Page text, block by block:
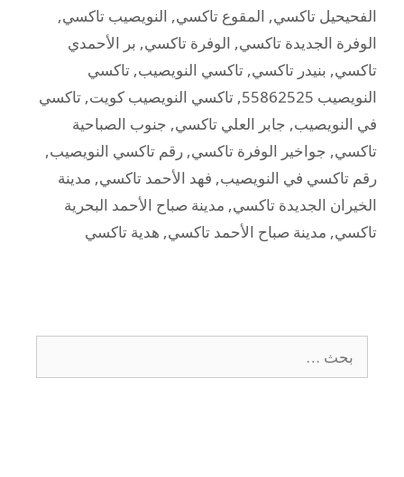
الفحيحيل تاكسي, المقوع تاكسي, النويصيب تاكسي,
الوفرة الجديدة تاكسي, الوفرة تاكسي, بر الأحمدي
تاكسي, بنيدر تاكسي, تاكسي النويصيب, تاكسي
النويصيب 55862525
, تاكسي النويصيب كويت, تاكسي
في النويصيب, جابر العلي تاكسي, جنوب الصباحية
تاكسي, جواخير الوفرة تاكسي, رقم تاكسي النويصيب,
رقم تاكسي في النويصيب, فهد الأحمد تاكسي, مدينة
الخيران الجديدة تاكسي, مدينة صباح الأحمد البحرية
تاكسي, مدينة صباح الأحمد تاكسي, هدية تاكسي